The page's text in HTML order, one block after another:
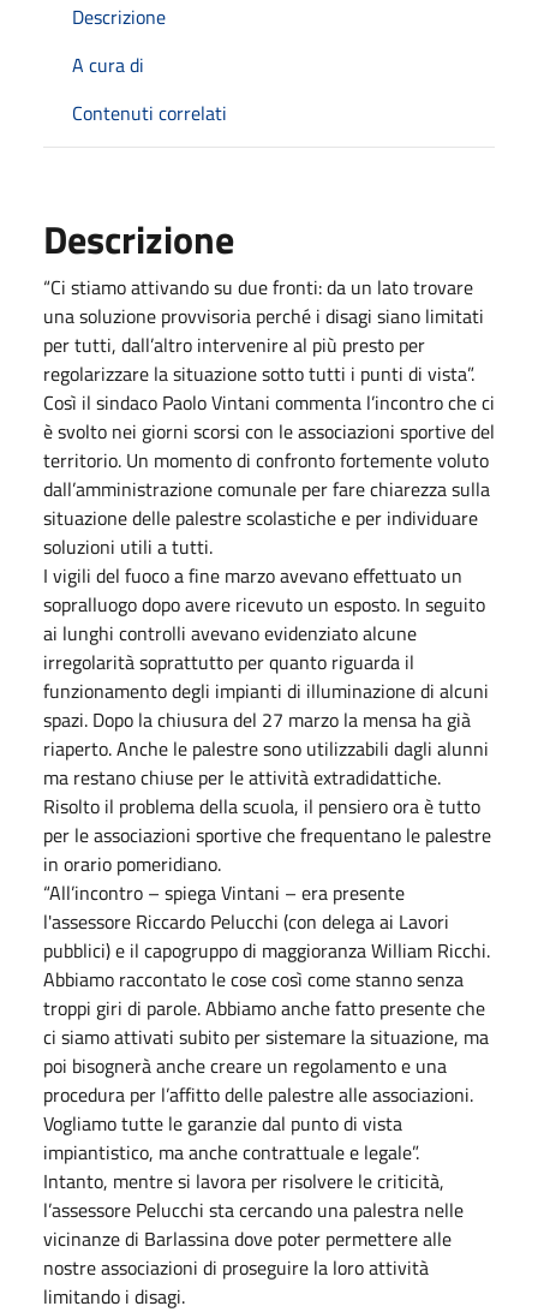
Descrizione
A cura di
Contenuti correlati
Descrizione
“Ci stiamo attivando su due fronti: da un lato trovare
una soluzione provvisoria perché i disagi siano limitati
per tutti, dall’altro intervenire al più presto per
regolarizzare la situazione sotto tutti i punti di vista”.
Così il sindaco Paolo Vintani commenta l’incontro che ci
è svolto nei giorni scorsi con le associazioni sportive del
territorio. Un momento di confronto fortemente voluto
dall’amministrazione comunale per fare chiarezza sulla
situazione delle palestre scolastiche e per individuare
soluzioni utili a tutti.
I vigili del fuoco a fine marzo avevano effettuato un
sopralluogo dopo avere ricevuto un esposto. In seguito
ai lunghi controlli avevano evidenziato alcune
irregolarità soprattutto per quanto riguarda il
funzionamento degli impianti di illuminazione di alcuni
spazi. Dopo la chiusura del 27 marzo la mensa ha già
riaperto. Anche le palestre sono utilizzabili dagli alunni
ma restano chiuse per le attività extradidattiche.
Risolto il problema della scuola, il pensiero ora è tutto
per le associazioni sportive che frequentano le palestre
in orario pomeridiano.
“All’incontro – spiega Vintani – era presente
l'assessore Riccardo Pelucchi (con delega ai Lavori
pubblici) e il capogruppo di maggioranza William Ricchi.
Abbiamo raccontato le cose così come stanno senza
troppi giri di parole. Abbiamo anche fatto presente che
ci siamo attivati subito per sistemare la situazione, ma
poi bisognerà anche creare un regolamento e una
procedura per l’affitto delle palestre alle associazioni.
Vogliamo tutte le garanzie dal punto di vista
impiantistico, ma anche contrattuale e legale”.
Intanto, mentre si lavora per risolvere le criticità,
l’assessore Pelucchi sta cercando una palestra nelle
vicinanze di Barlassina dove poter permettere alle
nostre associazioni di proseguire la loro attività
limitando i disagi.